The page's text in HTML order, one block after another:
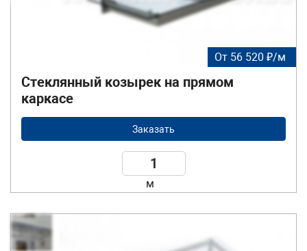
От 56 520 ₽/м
Стеклянный козырек на прямом
каркасе
Заказать
м